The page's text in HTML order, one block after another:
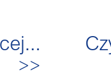
>>